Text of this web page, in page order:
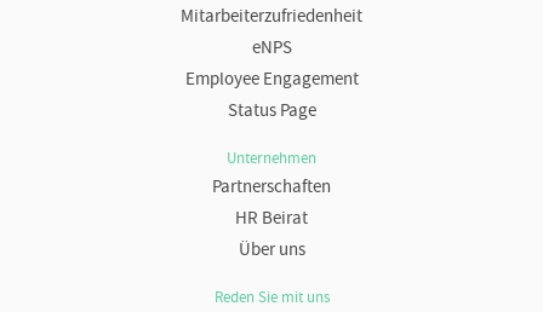
Mitarbeiterzufriedenheit
eNPS
Employee Engagement
Status Page
Unternehmen
Partnerschaften
HR Beirat
Über uns
Reden Sie mit uns